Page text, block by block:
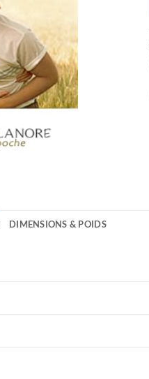
DIMENSIONS & POIDS